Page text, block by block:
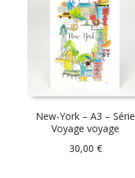
New-York – A3 – Série
Voyage voyage
30,00 €